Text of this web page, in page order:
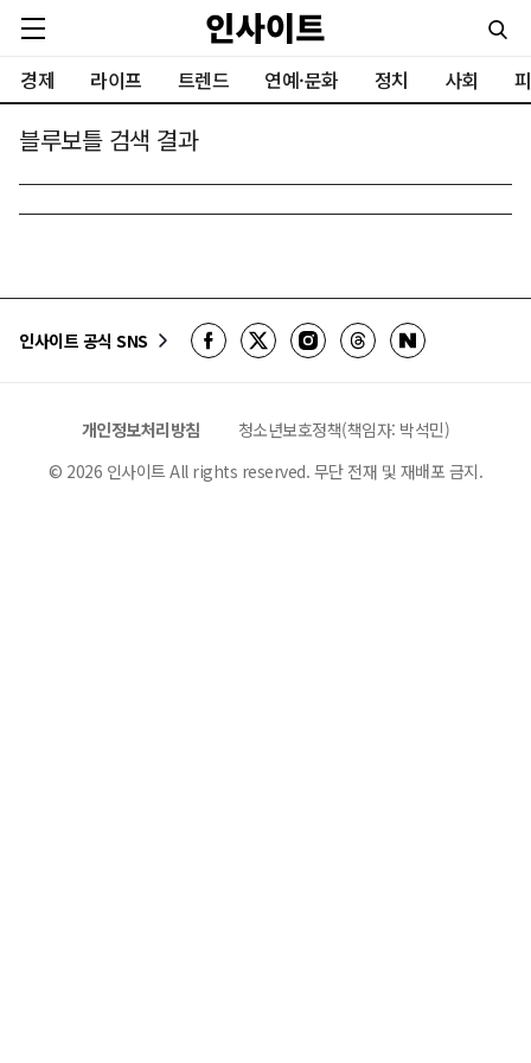
경제 라이프 트렌드 연예·문화 정치 사회
블루보틀 검색 결과
인사이트 공식 SNS
개인정보처리방침
청소년보호정책(책임자: 박석민)
© 2026 인사이트 All rights reserved. 무단 전재 및 재배포 금지.